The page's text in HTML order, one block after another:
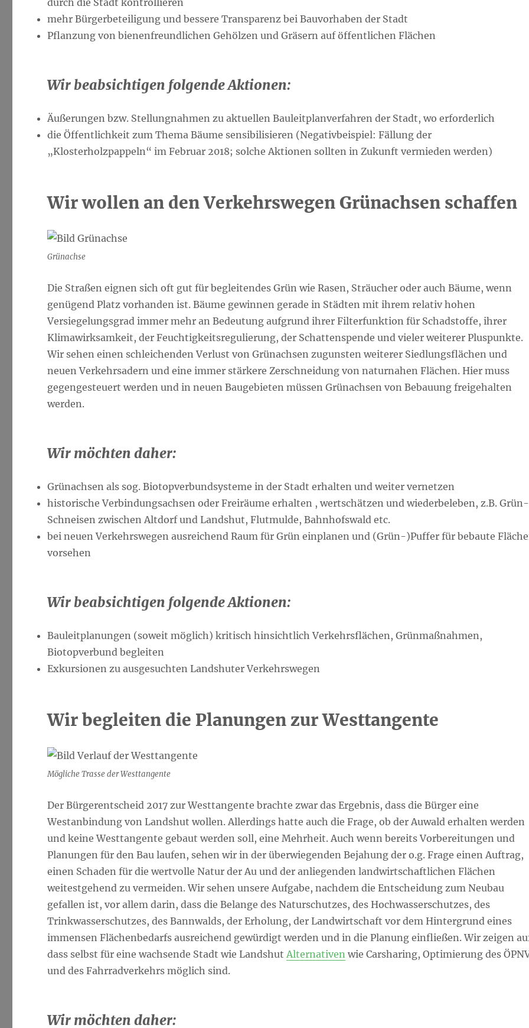
durch die Stadt kontrollieren
mehr Bürgerbeteiligung und bessere Transparenz bei Bauvorhaben der Stadt
Pflanzung von bienenfreundlichen Gehölzen und Gräsern auf öffentlichen Flächen
Wir beabsichtigen folgende Aktionen:
Äußerungen bzw. Stellungnahmen zu aktuellen Bauleitplanverfahren der Stadt, wo erforderlich
die Öffentlichkeit zum Thema Bäume sensibilisieren (Negativbeispiel: Fällung der
„Klosterholzpappeln“ im Februar 2018; solche Aktionen sollten in Zukunft vermieden werden)
Wir wollen an den Verkehrswegen Grünachsen schaffen
Grünachse
Die Straßen eignen sich oft gut für begleitendes Grün wie Rasen, Sträucher oder auch Bäume, wenn
genügend Platz vorhanden ist. Bäume gewinnen gerade in Städten mit ihrem relativ hohen
Versiegelungsgrad immer mehr an Bedeutung aufgrund ihrer Filterfunktion für Schadstoffe, ihrer
Klimawirksamkeit, der Feuchtigkeitsregulierung, der Schattenspende und vieler weiterer Pluspunkte.
Wir sehen einen schleichenden Verlust von Grünachsen zugunsten weiterer Siedlungsflächen und
neuen Verkehrsadern und eine immer stärkere Zerschneidung von naturnahen Flächen. Hier muss
gegengesteuert werden und in neuen Baugebieten müssen Grünachsen von Bebauung freigehalten
werden.
Wir möchten daher:
Grünachsen als sog. Biotopverbundsysteme in der Stadt erhalten und weiter vernetzen
historische Verbindungsachsen oder Freiräume erhalten , wertschätzen und wiederbeleben, z.B. Grün-
Schneisen zwischen Altdorf und Landshut, Flutmulde, Bahnhofswald etc.
bei neuen Verkehrswegen ausreichend Raum für Grün einplanen und (Grün-)Puffer für bebaute
vorsehen
Wir beabsichtigen folgende Aktionen:
Bauleitplanungen (soweit möglich) kritisch hinsichtlich Verkehrsflächen, Grünmaßnahmen,
Biotopverbund begleiten
Exkursionen zu ausgesuchten Landshuter Verkehrswegen
Wir begleiten die Planungen zur Westtangente
Mögliche Trasse der Westtangente
Der Bürgerentscheid 2017 zur Westtangente brachte zwar das Ergebnis, dass die Bürger eine
Westanbindung von Landshut wollen. Allerdings hatte auch die Frage, ob der Auwald erhalten werden
und keine Westtangente gebaut werden soll, eine Mehrheit. Auch wenn bereits Vorbereitungen und
Planungen für den Bau laufen, sehen wir in der überwiegenden Bejahung der o.g. Frage einen Auftrag,
einen Schaden für die wertvolle Natur der Au und der anliegenden landwirtschaftlichen Flächen
weitestgehend zu vermeiden. Wir sehen unsere Aufgabe, nachdem die Entscheidung zum Neubau
gefallen ist, vor allem darin, dass die Belange des Naturschutzes, des Hochwasserschutzes, des
Trinkwasserschutzes, des Bannwalds, der Erholung, der Landwirtschaft vor dem Hintergrund eines
immensen Flächenbedarfs ausreichend gewürdigt werden und in die Planung einfließen. Wir zeigen
dass selbst für eine wachsende Stadt wie LandshutAlternativen wie Carsharing, Optimierung des
und des Fahrradverkehrs möglich sind.
Wir möchten daher: